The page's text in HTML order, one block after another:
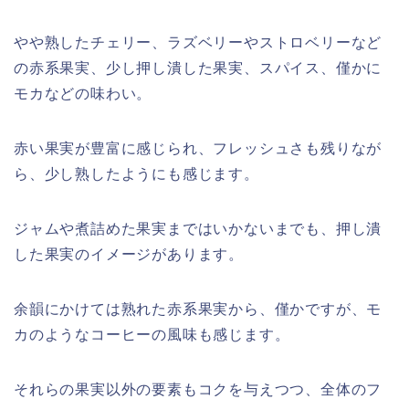
やや熟したチェリー、ラズベリーやストロベリーなど
の赤系果実、少し押し潰した果実、スパイス、僅かに
モカなどの味わい。
赤い果実が豊富に感じられ、フレッシュさも残りなが
ら、少し熟したようにも感じます。
ジャムや煮詰めた果実まではいかないまでも、押し潰
した果実のイメージがあります。
余韻にかけては熟れた赤系果実から、僅かですが、モ
カのようなコーヒーの風味も感じます。
それらの果実以外の要素もコクを与えつつ、全体のフ